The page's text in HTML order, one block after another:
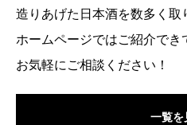
造りあげた日本酒を数多く取
ホームページではご紹介でき
お気軽にご相談ください！
一覧を